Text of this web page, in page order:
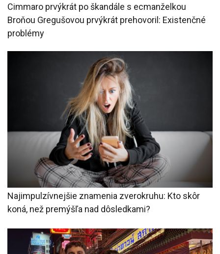
Cimmaro prvýkrát po škandále s ecmanželkou
Broňou Gregušovou prvýkrát prehovoril: Existenčné
problémy
Najimpulzívnejšie znamenia zverokruhu: Kto skôr
koná, než premýšľa nad dôsledkami?